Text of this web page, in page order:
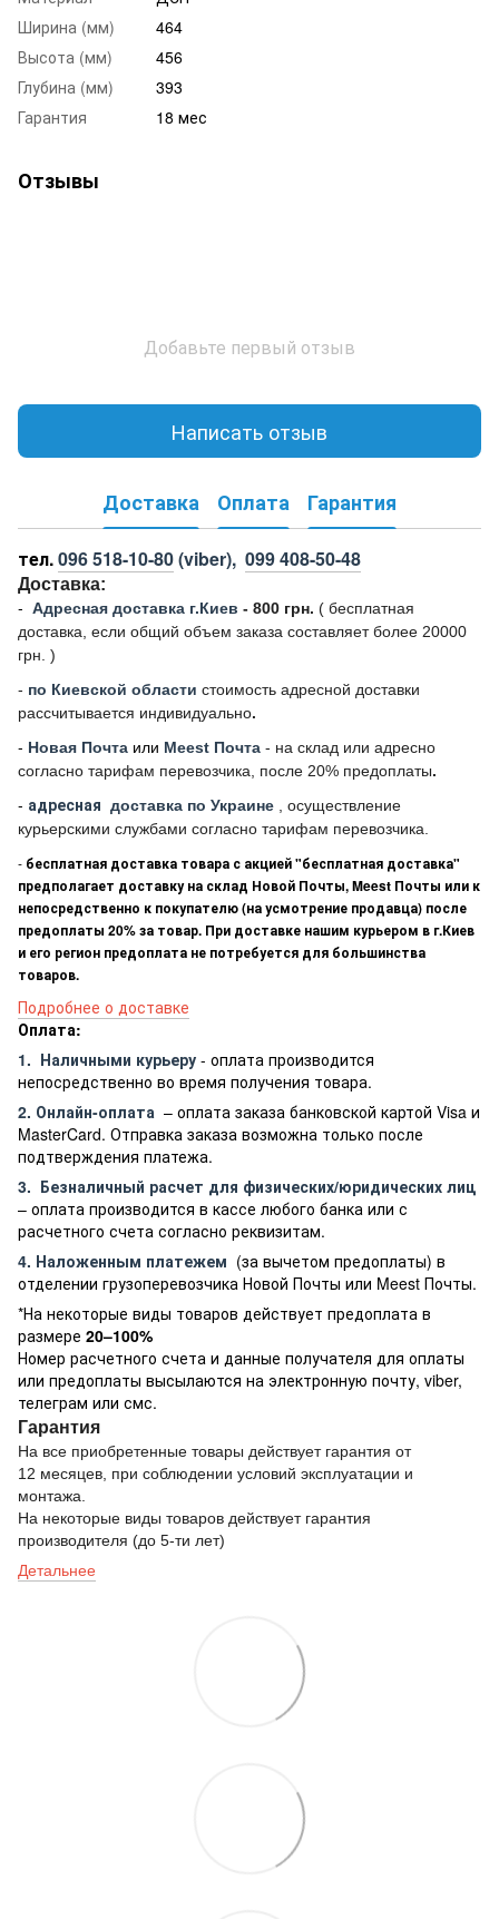
Ширина (мм)
464
Высота (мм)
456
Глубина (мм)
393
Гарантия
18 мес
Отзывы
Добавьте первый отзыв
Написать отзыв
Доставка Оплата Гарантия
тел.096 518-10-80(viber), 099 408-50-48
Доставка:
- Адресная доставка г.Киев - 800 грн. ( бесплатная
доставка, если общий объем заказа составляет более 20000
грн. )
- по Киевской области стоимость адресной доставки
рассчитывается индивидуально.
- Новая Почта или Meest Почта - на склад или адресно
согласно тарифам перевозчика, после 20% предоплаты.
- адресная доставка по Украине
, осуществление
курьерскими службами согласно тарифам перевозчика.
- бесплатная доставка товара с акцией "бесплатная доставка"
предполагает доставку на склад Новой Почты, Meest Почты или к
непосредственно к покупателю (на усмотрение продавца) после
предоплаты 20% за товар. При доставке нашим курьером в г.Киев
и его регион предоплата не потребуется для большинства
товаров.
Подробнее о доставке
Оплата:
1. Наличными курьеру - оплата производится
непосредственно во время получения товара.
2. Онлайн-оплата – оплата заказа банковской картой Visa и
MasterCard. Отправка заказа возможна только после
подтверждения платежа.
3. Безналичный расчет для физических/юридических лиц
– оплата производится в кассе любого банка или с
расчетного счета согласно реквизитам.
4. Наложенным платежем (за вычетом предоплаты) в
отделении грузоперевозчика Новой Почты или Meest Почты.
*На некоторые виды товаров действует предоплата в
размере 20–100%
Номер расчетного счета и данные получателя для оплаты
или предоплаты высылаются на электронную почту, viber,
телеграм или смс.
Гарантия
На все приобретенные товары действует гарантия от
12 месяцев, при соблюдении условий эксплуатации и
монтажа.
На некоторые виды товаров действует гарантия
производителя (до 5-ти лет)
Детальнее